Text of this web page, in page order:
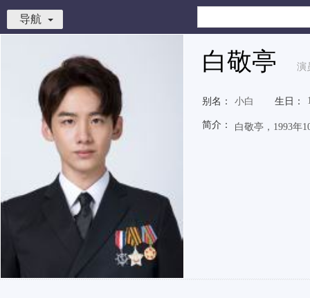
导航
白敬亭 演
别名： 小白 生日：
简介： 白敬亭，1993年